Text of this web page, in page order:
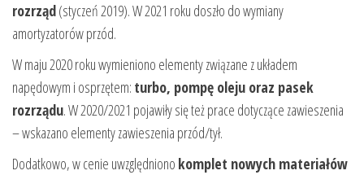
rozrząd(styczeń 2019). W 2021 roku doszło do wymiany
amortyzatorów przód.
W maju 2020 roku wymieniono elementy związane z układem
napędowym i osprzętem: turbo, pompę oleju oraz pasek
rozrządu. W 2020/2021 pojawiły się też prace dotyczące zawieszenia
– wskazano elementy zawieszenia przód/tył.
Dodatkowo, w cenie uwzględniono komplet nowych materiałów